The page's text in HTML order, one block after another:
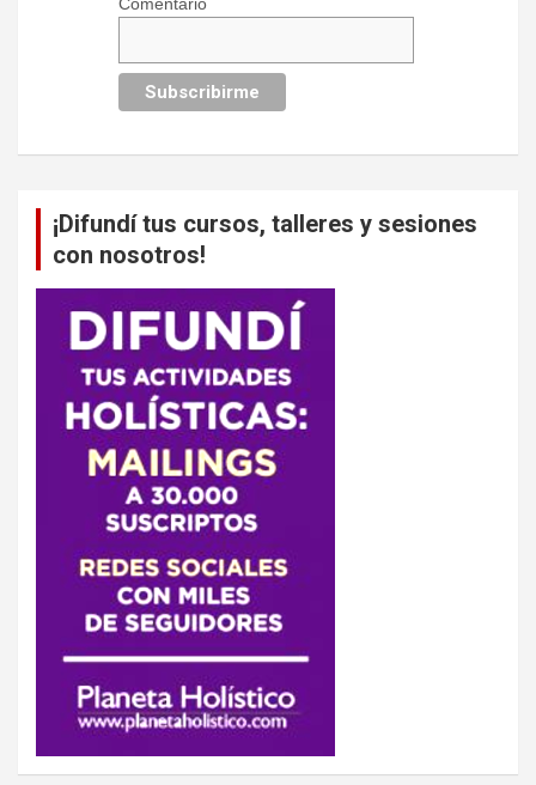
¡Difundí tus cursos, talleres y sesiones
con nosotros!